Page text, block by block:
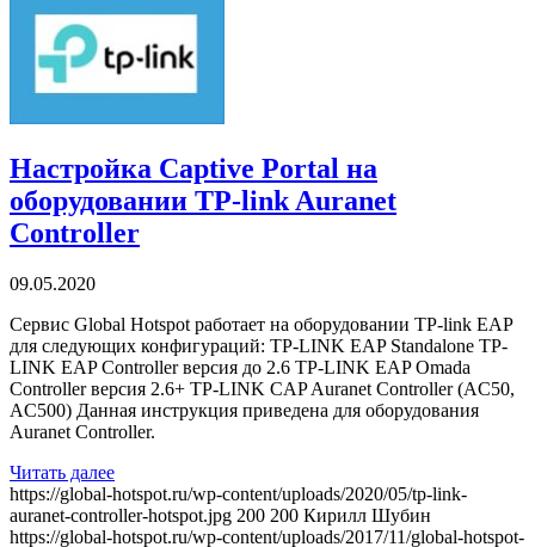
Настройка Captive Portal на
оборудовании TP-link Auranet
Controller
09.05.2020
Сервис Global Hotspot работает на оборудовании TP-link EAP
для следующих конфигураций: TP-LINK EAP Standalone TP-
LINK EAP Controller версия до 2.6 TP-LINK EAP Omada
Controller версия 2.6+ TP-LINK CAP Auranet Controller (AC50,
AC500) Данная инструкция приведена для оборудования
Auranet Controller.
Читать далее
https://global-hotspot.ru/wp-content/uploads/2020/05/tp-link-
auranet-controller-hotspot.jpg 200 200 Кирилл Шубин
https://global-hotspot.ru/wp-content/uploads/2017/11/global-hotspot-